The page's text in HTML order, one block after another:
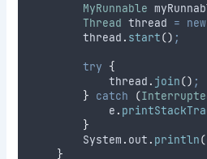
MyRunnable
Thread thread = new
thread . start() ;
try {
thread . join() ;
} catch (
e .
}
System . out . println(
}